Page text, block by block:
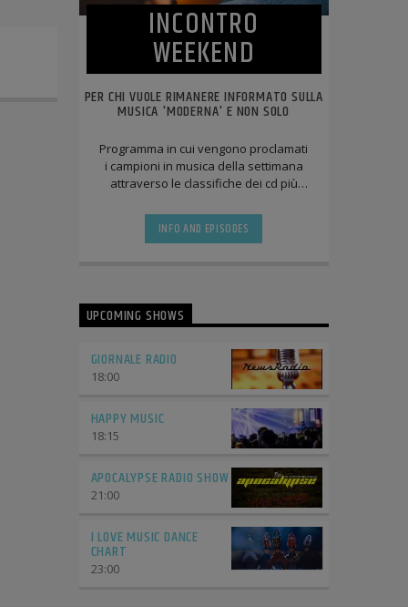
INCONTRO
WEEKEND
PER CHI VUOLE RIMANERE INFORMATO SULLA
MUSICA 'MODERNA' E NON SOLO
Programma in cui vengono proclamati
i campioni in musica della settimana
attraverso le classifiche dei cd più
e [...]
INFO AND EPISODES
UPCOMING SHOWS
GIORNALE RADIO
18:00
HAPPY MUSIC
18:15
APOCALYPSE RADIO SHOW
21:00
I LOVE MUSIC DANCE
CHART
23:00